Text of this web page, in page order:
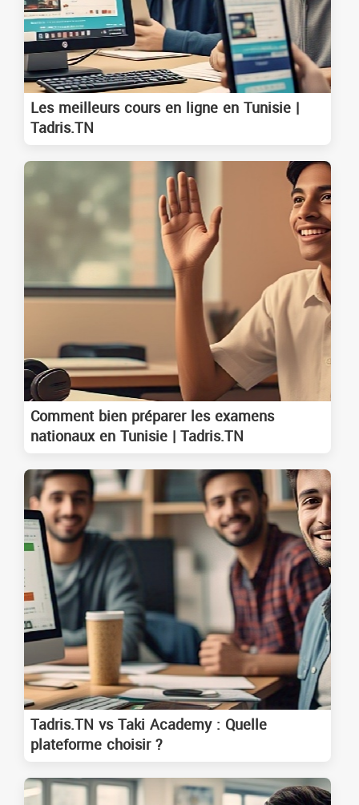
Les meilleurs cours en ligne en Tunisie |
Tadris.TN
Comment bien préparer les examens
nationaux en Tunisie | Tadris.TN
Tadris.TN vs Taki Academy : Quelle
plateforme choisir ?